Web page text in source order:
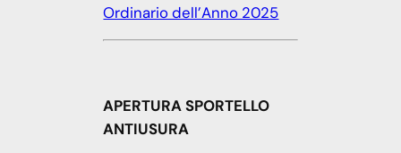
Ordinario dell’Anno 2025
APERTURA SPORTELLO
ANTIUSURA